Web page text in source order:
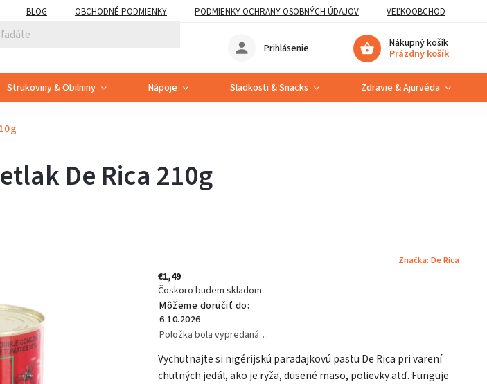
BLOG OBCHODNÉ PODMIENKY PODMIENKY OCHRANY OSOBNÝCH ÚDAJOV VEĽKOOBCHOD
Nákupný košík
Prázdny košík
Prihlásenie
Strukoviny & Obilniny Nápoje Sladkosti & Snacks Zdravie & Ajurvéda
De Rica 210g
Značka: De Rica
€1,49
Čoskoro budem skladom
Môžeme doručiť do:
6.10.2026
Položka bola vypredaná…
Vychutnajte si nigérijskú paradajkovú pastu De Rica pri varení
chutných jedál, ako je ryža, dusené mäso, polievky atď. Funguje